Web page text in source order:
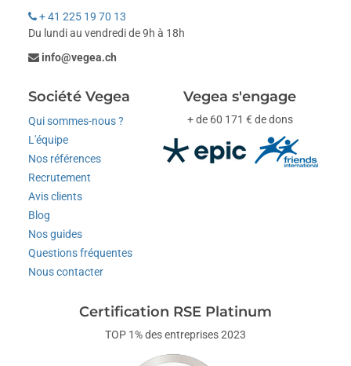
+ 41 225 19 70 13
Du lundi au vendredi de 9h à 18h
info@vegea.ch
Société Vegea
Qui sommes-nous ?
L'équipe
Nos références
Recrutement
Avis clients
Blog
Nos guides
Questions fréquentes
Nous contacter
Vegea s'engage
+ de 60 171 € de dons
Certification RSE Platinum
TOP 1% des entreprises 2023